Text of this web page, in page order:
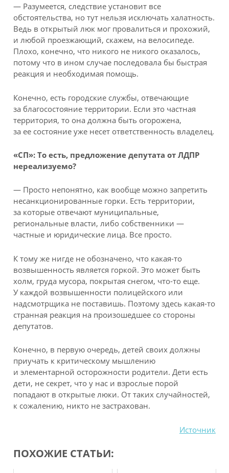
— Разумеется, следствие установит все
обстоятельства, но тут нельзя исключать халатность.
Ведь в открытый люк мог провалиться и прохожий,
и любой проезжающий, скажем, на велосипеде.
Плохо, конечно, что никого не никого оказалось,
потому что в ином случае последовала бы быстрая
реакция и необходимая помощь.
Конечно, есть городские службы, отвечающие
за благосостояние территории. Если это частная
территория, то она должна быть огорожена,
за ее состояние уже несет ответственность владелец.
«СП»: То есть, предложение депутата от ЛДПР
нереализуемо?
— Просто непонятно, как вообще можно запретить
несанкционированные горки. Есть территории,
за которые отвечают муниципальные,
региональные власти, либо собственники —
частные и юридические лица. Все просто.
К тому же нигде не обозначено, что какая-то
возвышенность является горкой. Это может быть
холм, груда мусора, покрытая снегом, что-то еще.
У каждой возвышенности полицейского или
надсмотрщика не поставишь. Поэтому здесь какая-то
странная реакция на произошедшее со стороны
депутатов.
Конечно, в первую очередь, детей своих должны
приучать к критическому мышлению
и элементарной осторожности родители. Дети есть
дети, не секрет, что у нас и взрослые порой
попадают в открытые люки. От таких случайностей,
к сожалению, никто не застрахован.
Источник
ПОХОЖИЕ СТАТЬИ: